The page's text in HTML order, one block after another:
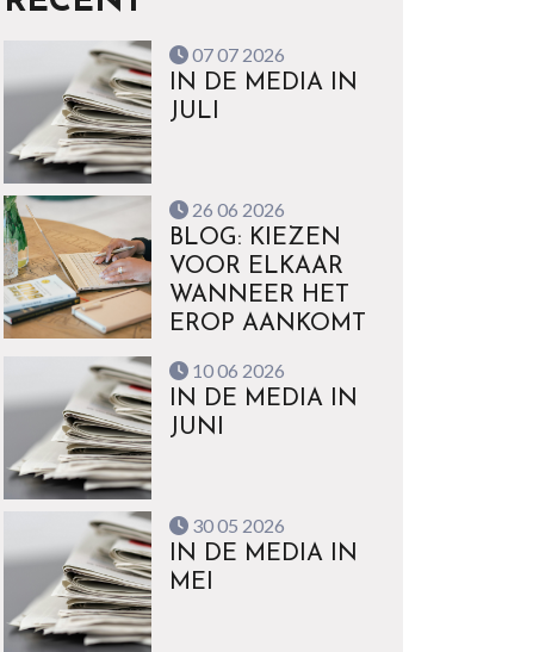
07 07 2026
IN DE MEDIA IN
JULI
26 06 2026
BLOG: KIEZEN
VOOR ELKAAR
WANNEER HET
EROP AANKOMT
10 06 2026
IN DE MEDIA IN
JUNI
30 05 2026
IN DE MEDIA IN
MEI